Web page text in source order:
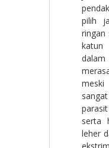
pilih
ringan
serta
leher